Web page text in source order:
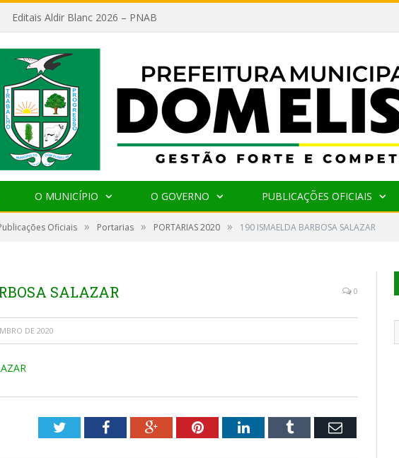
Editais Aldir Blanc 2026 – PNAB
O MUNICÍPIO O GOVERNO PUBLICAÇÕES OFICIAIS
Oficiais » Portarias » PORTARIAS 2020 » 190 ISMAELDA BARBOSA SALAZAR
SALAZAR 0
DE 2020
TwitterFacebookGoogle+PinterestLinkedInTumblr Email